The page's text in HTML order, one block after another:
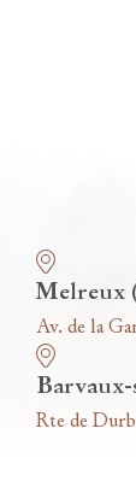
Melreux
Av. de la
Rte de